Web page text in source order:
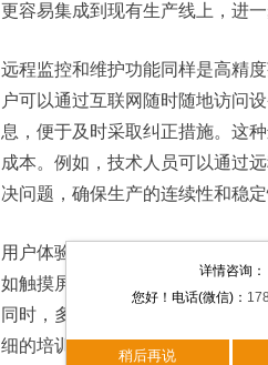
更容易集成到现有生产线上，进
远程监控和维护功能同样是高精
户可以通过互联网随时随地访问
息，便于及时采取纠正措施。这
成本。例如，技术人员可以通过
决问题，确保生产的连续性和稳定
用户体验在高精度茶饮料灌装控
如触摸屏控制面板，使得操作更
同时，多语言支持功能增强了产
细的培训和支持服务也能帮助操
详情咨询：
您好！电话(微信)：
稍后再说